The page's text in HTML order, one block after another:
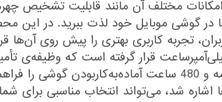
تجربه کاربری بهتری را پیش روی
با ظرفیت 3000 میلی‌آمپرساعت قرار گرفته
موردنیاز برای 19 ساعت مکالمه و 480 ساعت
اشاره شد، می‌تواند انتخاب مناسبی برای